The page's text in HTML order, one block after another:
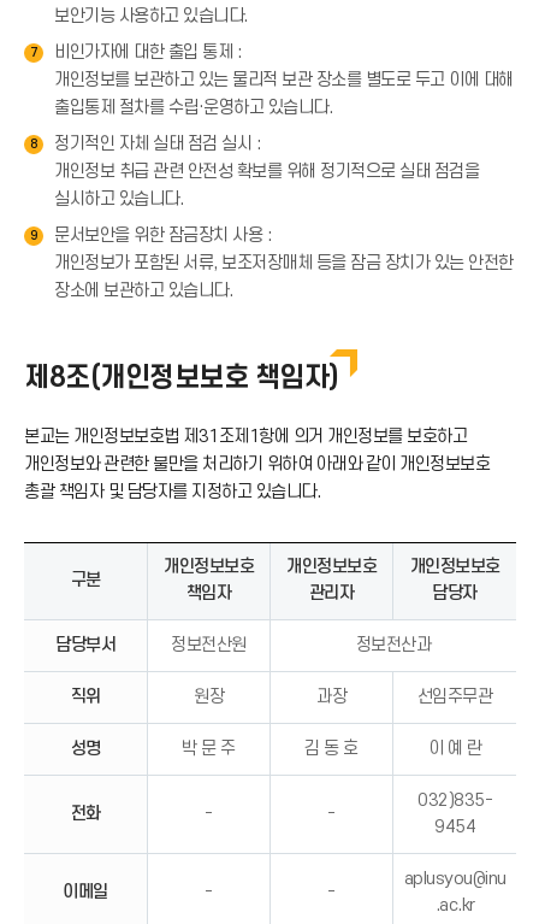
보안기능 사용하고 있습니다.
7
비인가자에 대한 출입 통제 :
개인정보를 보관하고 있는 물리적 보관 장소를 별도로 두고 이에 대해
출입통제 절차를 수립·운영하고 있습니다.
8
정기적인 자체 실태 점검 실시 :
개인정보 취급 관련 안전성 확보를 위해 정기적으로 실태 점검을
실시하고 있습니다.
9
문서보안을 위한 잠금장치 사용 :
개인정보가 포함된 서류, 보조저장매체 등을 잠금 장치가 있는 안전한
장소에 보관하고 있습니다.
제8조(개인정보보호 책임자)
본교는 개인정보보호법 제31조제1항에 의거 개인정보를 보호하고
개인정보와 관련한 불만을 처리하기 위하여 아래와 같이 개인정보보호
총괄 책임자 및 담당자를 지정하고 있습니다.
구분
개인정보보호
책임자
개인정보보호
관리자
개인정보보호
담당자
담당부서 정보전산원 정보전산과
직위 원장 과장 선임주무관
성명 박 문 주 김 동 호 이 예 란
전화 - -
032)835-
9454
이메일 - -
aplusyou@inu
.ac.kr